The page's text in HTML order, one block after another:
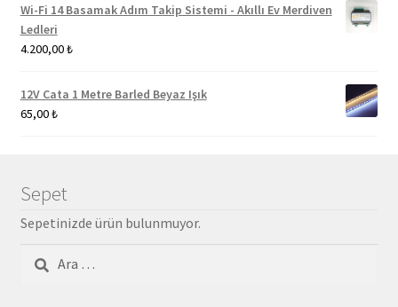
Wi-Fi 14 Basamak Adım Takip Sistemi - Akıllı Ev Merdiven
Ledleri
4.200,00₺
12V Cata 1 Metre Barled Beyaz Işık
65,00₺
Sepet
Sepetinizde ürün bulunmuyor.